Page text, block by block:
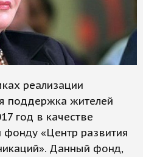
реализации
поддержка жителей
год в качестве
фонду «Центр развития
Данный фонд,